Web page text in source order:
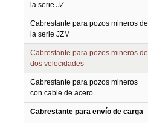
la serie JZ
Cabrestante para pozos mineros de
la serie JZM
Cabrestante para pozos mineros de
dos velocidades
Cabrestante para pozos mineros
con cable de acero
Cabrestante para envío de carga